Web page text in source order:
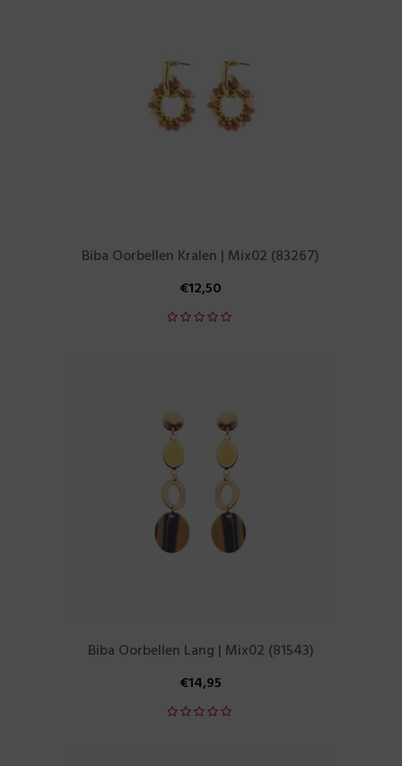
Biba Oorbellen Kralen | Mix02 (83267)
€12,50
Biba Oorbellen Lang | Mix02 (81543)
€14,95